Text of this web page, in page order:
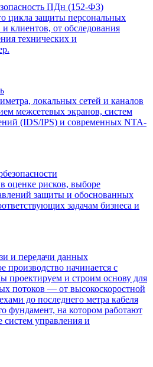
ПДн (152-ФЗ)
цикла защиты персональных
клиентов, от обследования
технических и
локальных сетей и каналов
межсетевых экранов, систем
(IDS/IPS) и современных NTA-
оценке рисков, выборе
защиты и обоснованных
задачам бизнеса и
и передачи данных
производство начинается с
проектируем и строим основу для
потоков — от высокоскоростной
до последнего метра кабеля
фундамент, на котором работают
систем управления и